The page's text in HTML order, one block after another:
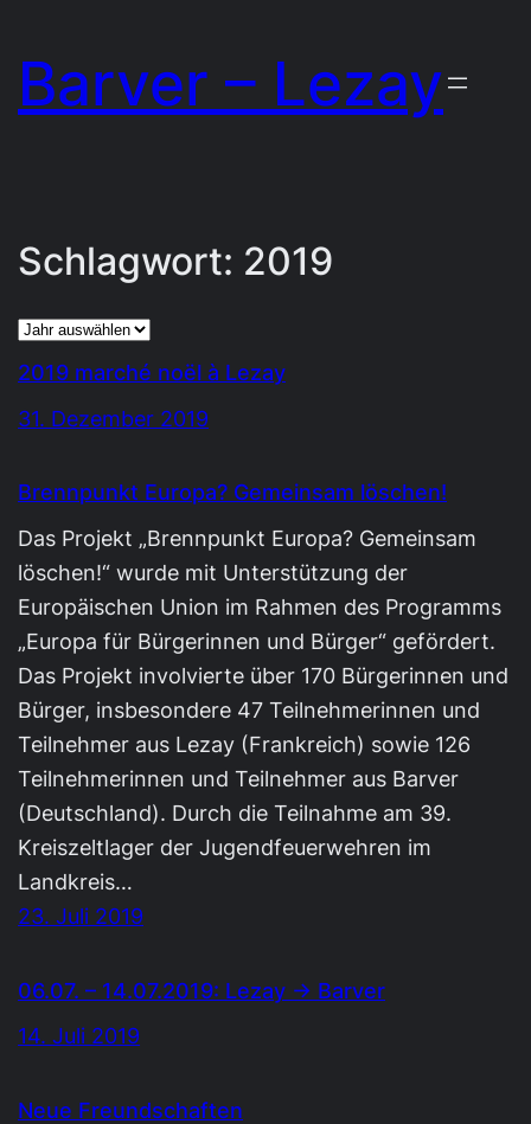
Inhalt
springen
Barver – Lezay
Schlagwort: 2019
Archiv
2019 marché noël à Lezay
31. Dezember 2019
Brennpunkt Europa? Gemeinsam löschen!
Das Projekt „Brennpunkt Europa? Gemeinsam
löschen!“ wurde mit Unterstützung der
Europäischen Union im Rahmen des Programms
„Europa für Bürgerinnen und Bürger“ gefördert.
Das Projekt involvierte über 170 Bürgerinnen und
Bürger, insbesondere 47 Teilnehmerinnen und
Teilnehmer aus Lezay (Frankreich) sowie 126
Teilnehmerinnen und Teilnehmer aus Barver
(Deutschland). Durch die Teilnahme am 39.
Kreiszeltlager der Jugendfeuerwehren im
Landkreis…
23. Juli 2019
06.07. – 14.07.2019: Lezay → Barver
14. Juli 2019
Neue Freundschaften